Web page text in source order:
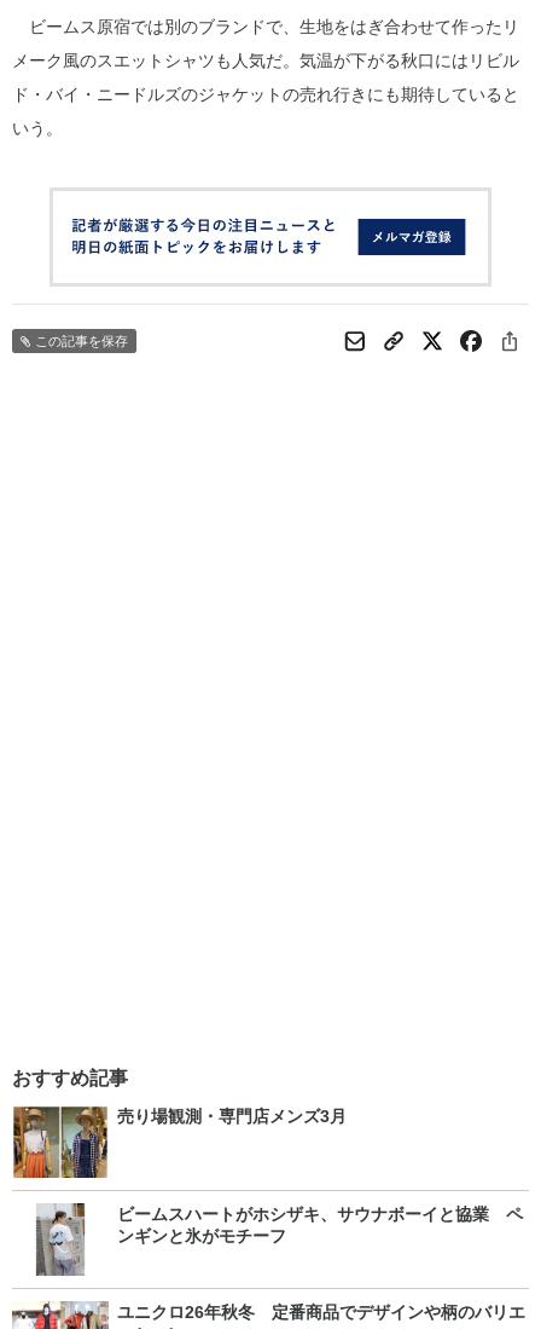
ビームス原宿では別のブランドで、生地をはぎ合わせて作ったリ
メーク風のスエットシャツも人気だ。気温が下がる秋口にはリビル
ド・バイ・ニードルズのジャケットの売れ行きにも期待していると
いう。
この記事を保存
おすすめ記事
売り場観測・専門店メンズ3月
ビームスハートがホシザキ、サウナボーイと協業 ペ
ンギンと氷がモチーフ
ユニクロ26年秋冬 定番商品でデザインや柄のバリエ